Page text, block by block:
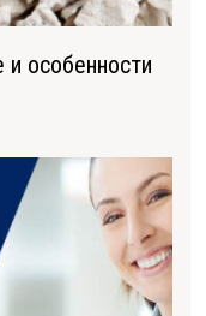
особенности